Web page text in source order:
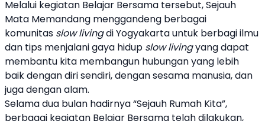
Melalui kegiatan Belajar Bersama tersebut,Sejauh
Mata Memandang menggandeng berbagai
komunitas slow livingdi Yogyakarta untuk berbagi ilmu
dan tips menjalani gaya hidup slow livingyang dapat
membantu kita membangun hubungan yang lebih
baik dengan diri sendiri, dengan sesama manusia, dan
juga dengan alam.
Selama dua bulan hadirnya “Sejauh Rumah Kita”,
berbagai kegiatan Belajar Bersama telah dilakukan,